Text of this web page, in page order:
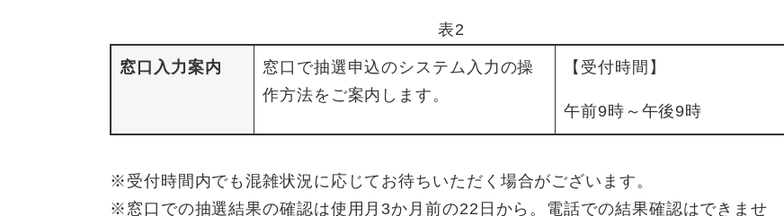
表2
窓口入力案内
窓口で抽選申込のシステム入力の操
作方法をご案内します。
【受付時間】
午前9時～午後9時
※受付時間内でも混雑状況に応じてお待ちいただく場合がございます。
※窓口での抽選結果の確認は使用月3か月前の22日から。電話での結果確認はできませ